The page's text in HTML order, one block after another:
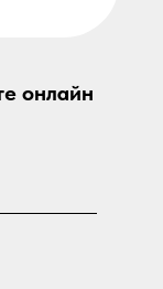
онлайн